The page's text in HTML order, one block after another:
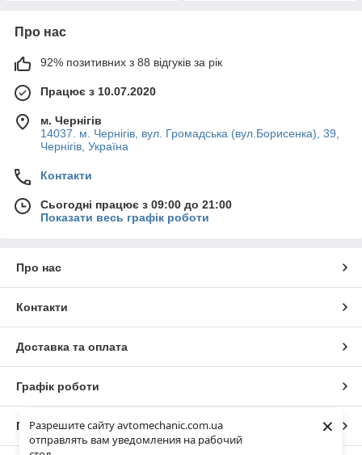
Разрешите сайту avtomechanic.com.ua
отправлять вам уведомления на рабочий
×
Про нас
92% позитивних з 88 відгуків за рік
Працює з 10.07.2020
м. Чернігів
14037. м. Чернігів, вул. Громадська (вул.Борисенка), 39,
Чернігів, Україна
Контакти
Сьогодні працює з 09:00 до 21:00
Показати весь графік роботи
Про нас
Контакти
Доставка та оплата
Графік роботи
Повна версія сайту